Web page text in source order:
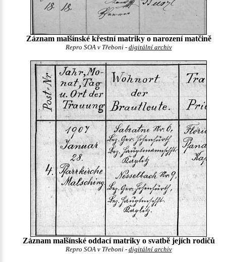
Záznam malšínské křestní matriky o narození matčině
Repro SOA v Třeboni - digitální archiv
Záznam malšínské oddací matriky o svatbě jejích rodičů
Repro SOA v Třeboni - digitální archiv